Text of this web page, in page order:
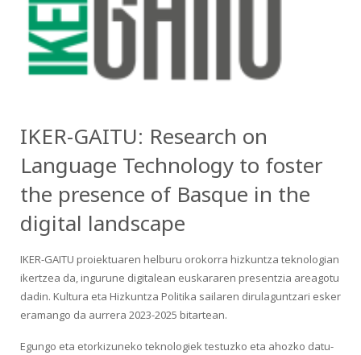
IKER-GAITU: Research on
Language Technology to foster
the presence of Basque in the
digital landscape
IKER-GAITU proiektuaren helburu orokorra hizkuntza teknologian
ikertzea da, ingurune digitalean euskararen presentzia areagotu
dadin. Kultura eta Hizkuntza Politika sailaren dirulaguntzari esker
eramango da aurrera 2023-2025 bitartean.
Egungo eta etorkizuneko teknologiek testuzko eta ahozko datu-